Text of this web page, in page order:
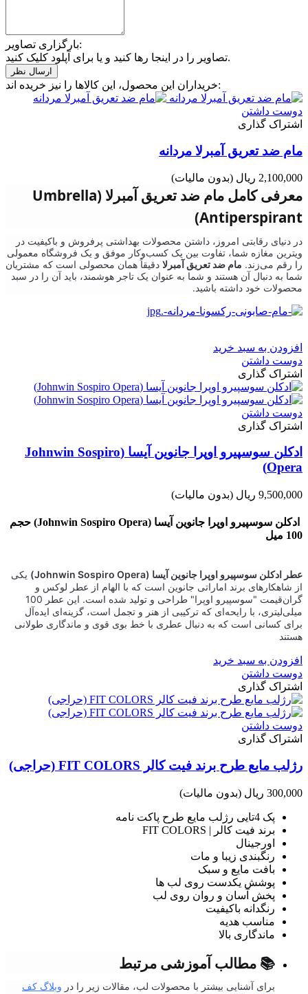
بارگزاری تصاویر:
تصاویر را در اینجا رها کنید و یا برای آپلود کلیک کنید.
خریداران این محصول، این کالاها را نیز خریده اند:
دوست داشتن
اشتراک گذاری
مام ضد تعریق آمبرلا مردانه
2,100,000 ریال (بدون مالیات)
معرفی کامل مام ضد تعریق آمبرلا (Umbrella
Antiperspirant)
در دنیای رقابتی امروز، داشتن محصولات بهداشتی پرفروش و باکیفیت در
ویترین مغازه شما، تفاوت بین یک کسب‌وکار موفق و یک فروشگاه معمولی
را رقم می‌زند. مام ضد تعریق آمبرلا دقیقاً همان محصولی است که مشتریان
شما به دنبال آن هستند و شما به عنوان یک تاجر هوشمند، باید آن را در سبد
محصولات خود داشته باشید.
افزودن به سبد خرید
دوست داشتن
اشتراک گذاری
دوست داشتن
اشتراک گذاری
ادکلن سوسپیرو اوپرا جانوین آیسا (Johnwin Sospiro
Opera)
9,500,000 ریال (بدون مالیات)
ادکلن سوسپیرو اوپرا جانوین آیسا (Johnwin Sospiro Opera) حجم
100 میل
عطر ادکلن سوسپیرو اوپرا جانوین آیسا (Johnwin Sospiro Opera)
یکی
از شاهکارهای برند اماراتی جانوین است که با الهام از عطر لوکس و
گران‌قیمت "سوسپیرو اوپرا" طراحی و تولید شده است. این عطر 100
میلی‌لیتری، با رایحه‌ای که ترکیبی از هنر و تجمل است، گزینه‌ای ایده‌آل
برای کسانی است که به دنبال عطری با خط بوی قوی و ماندگاری طولانی
هستند
افزودن به سبد خرید
دوست داشتن
اشتراک گذاری
دوست داشتن
اشتراک گذاری
رژلب مایع طرح برند فیت کالر FIT COLORS (حراجی)
300,000 ریال (بدون مالیات)
پک 4تایی رژلب مایع طرح پاکت نامه
برند فیت کالر | FIT COLORS
اورجینال
رنگبندی زیبا و مات
بافت مایع و سبک
پوشش یکدست روی لب ها
پخش آسان و روان روی لب
رنگدانه باکیفیت
مناسب هدیه
ماندگاری بالا
📚 مطالب آموزشی مرتبط
برای آشنایی بیشتر با محصولات لب، مقالات زیر را در وبلاگ کف